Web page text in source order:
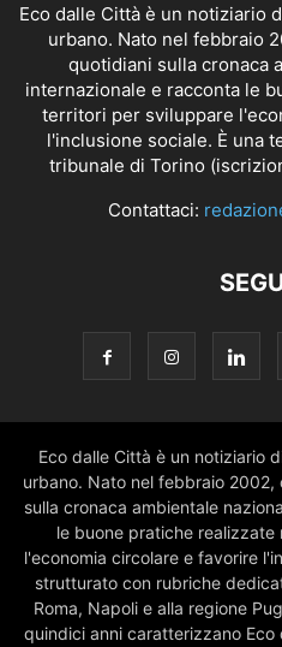
Eco dalle Città è un notiziario
urbano. Nato nel febbraio
quotidiani sulla cronaca
internazionale e racconta le
territori per sviluppare
l'inclusione sociale. È una
tribunale di Torino
Contattaci:
Eco dalle Città è un notiziario
urbano. Nato nel febbraio
sulla cronaca ambientale
le buone pratiche
l'economia circolare e favorire
strutturato con rubriche
Roma, Napoli e alla regione
quindici anni caratterizzano